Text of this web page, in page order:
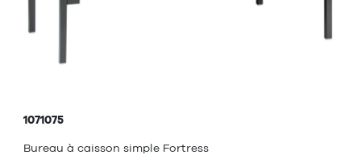
1071075
Bureau à caisson simple Fortress